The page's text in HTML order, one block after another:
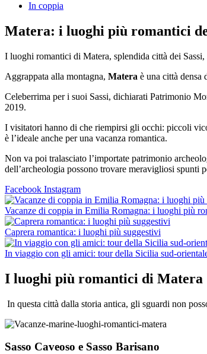
In coppia
Matera: i luoghi più romantici
I luoghi romantici di Matera, splendida città dei
Aggrappata alla montagna, Matera è una città densa
Celeberrima per i suoi Sassi, dichiarati Patrimonio
2019.
I visitatori hanno di che riempirsi gli occhi: piccoli
è l’ideale anche per una vacanza romantica.
Non va poi tralasciato l’importate patrimonio
dell’archeologia possono trovare meravigliosi spunti
Facebook Instagram
Vacanze di coppia in Emilia Romagna: i luoghi più
Caprera romantica: i luoghi più suggestivi
In viaggio con gli amici: tour della Sicilia sud-
I luoghi più romantici di Matera
In questa città dalla storia antica, gli sguardi non
Sasso Caveoso e Sasso Barisano